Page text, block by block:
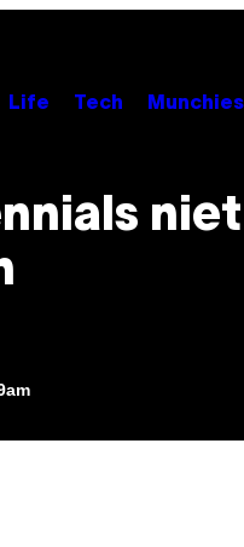
Life Tech Munchies
niet